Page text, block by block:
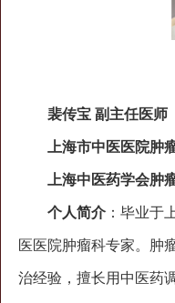
裴传宝 副主任医师
上海市中医医院肿
上海中医药学会肿
个人简介 ：毕业于
医医院肿瘤科专家。肿
治经验，擅长用中医药